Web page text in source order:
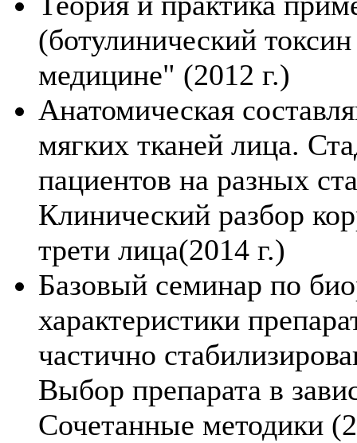
(ботулинический
медицине" (2012 г.)
Анатомическая
мягких тканей лица.
пациентов на разных
Клинический разбор
трети лица(2014 г.)
Базовый семинар по
характеристики
частично
Выбор препарата в
Сочетанные методики